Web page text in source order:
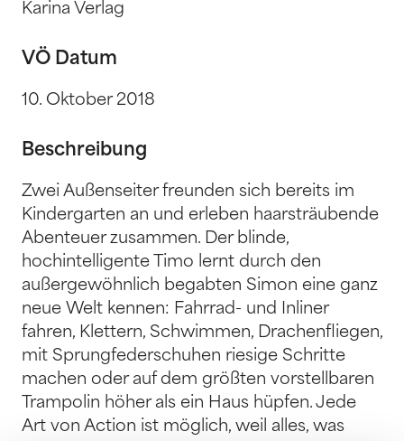
Karina Verlag
VÖ Datum
10. Oktober 2018
Beschreibung
Zwei Außenseiter freunden sich bereits im
Kindergarten an und erleben haarsträubende
Abenteuer zusammen. Der blinde,
hochintelligente Timo lernt durch den
außergewöhnlich begabten Simon eine ganz
neue Welt kennen: Fahrrad- und Inliner
fahren, Klettern, Schwimmen, Drachenfliegen,
mit Sprungfederschuhen riesige Schritte
machen oder auf dem größten vorstellbaren
Trampolin höher als ein Haus hüpfen. Jede
Art von Action ist möglich, weil alles, was